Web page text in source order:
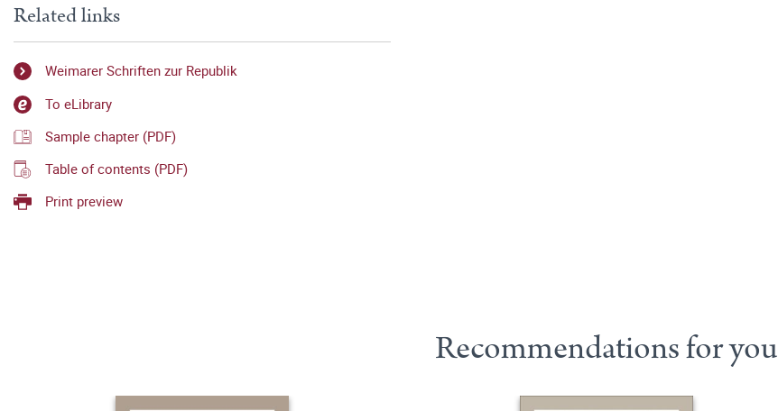
Related links
Weimarer Schriften zur Republik
To eLibrary
Sample chapter (PDF)
Table of contents (PDF)
Print preview
Recommendations for you